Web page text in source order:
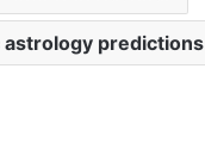
astrology predictions